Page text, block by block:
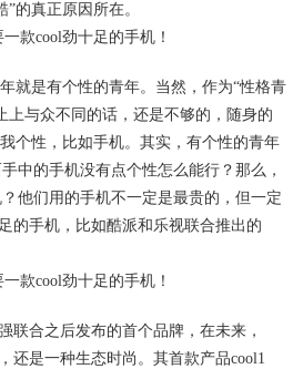
的真正原因所在。
就是有个性的青年。当然，作为“性格青
上与众不同的话，还是不够的，随身的
个性，比如手机。其实，有个性的青年
中的手机没有点个性怎么能行？那么，
他们用的手机不一定是最贵的，但一定
的手机，比如酷派和乐视联合推出的
联合之后发布的首个品牌，在未来，
还是一种生态时尚。其首款产品cool1